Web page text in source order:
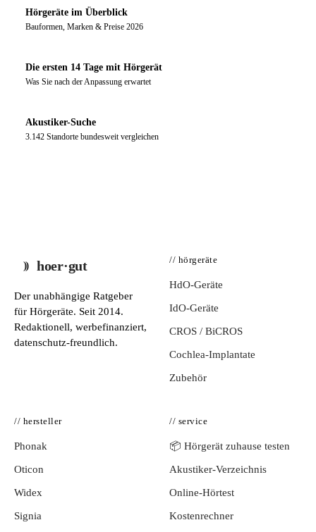
Hörgeräte im Überblick
Bauformen, Marken & Preise 2026
Die ersten 14 Tage mit Hörgerät
Was Sie nach der Anpassung erwartet
Akustiker-Suche
3.142 Standorte bundesweit vergleichen
hoer·gut
Der unabhängige Ratgeber
für Hörgeräte. Seit 2014.
Redaktionell, werbefinanziert,
datenschutz-freundlich.
// hörgeräte
HdO-Geräte
IdO-Geräte
CROS / BiCROS
Cochlea-Implantate
Zubehör
// hersteller
Phonak
Oticon
Widex
Signia
// service
📦 Hörgerät zuhause testen
Akustiker-Verzeichnis
Online-Hörtest
Kostenrechner